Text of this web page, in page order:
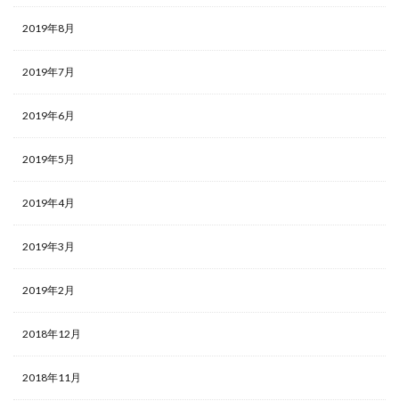
2019年8月
2019年7月
2019年6月
2019年5月
2019年4月
2019年3月
2019年2月
2018年12月
2018年11月